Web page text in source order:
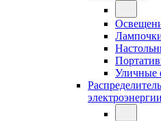
Уличные
электроэнергии